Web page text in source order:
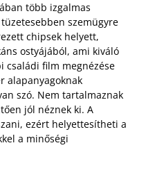
több izgalmas
szemügyre
chipsek helyett,
ostyájából, ami kiváló
családi film megnézése
alapanyagoknak
szó. Nem tartalmaznak
jól néznek ki. A
ezért helyettesítheti a
a minőségi